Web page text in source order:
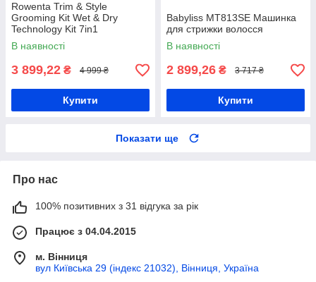
Rowenta Trim & Style
Grooming Kit Wet & Dry
Technology Kit 7in1
Професійний триммер
В наявності
3 899,22 ₴ 4 999 ₴
Купити
Babyliss MT813SE Машинка
для стрижки волосся
В наявності
2 899,26 ₴ 3 717 ₴
Купити
Показати ще
Про нас
100% позитивних з 31 відгука за рік
Працює з 04.04.2015
м. Вінниця
вул Київська 29 (індекс 21032), Вінниця, Україна